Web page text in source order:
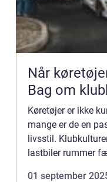
Når
Bag om
Køretøjer er ikke
mange er de en
livsstil.
lastbiler rummer
01 september